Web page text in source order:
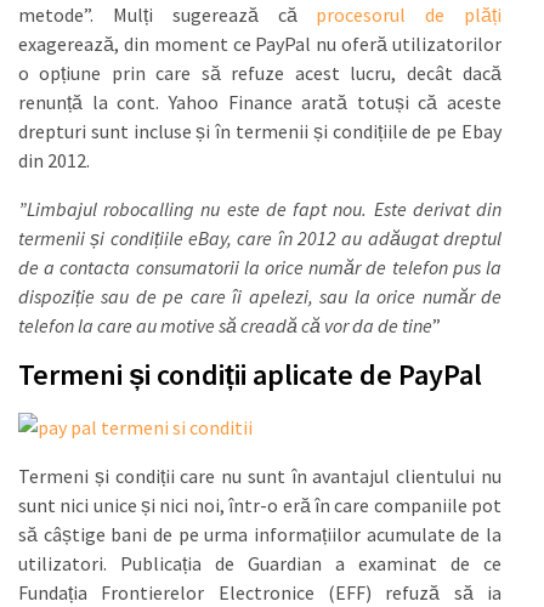
metode”. Mulți sugerează că procesorul de plăți
exagerează, din moment ce PayPal nu oferă utilizatorilor
o opțiune prin care să refuze acest lucru, decât dacă
renunță la cont. Yahoo Finance arată totuși că aceste
drepturi sunt incluse și în termenii și condițiile de pe Ebay
din 2012.
”Limbajul robocalling nu este de fapt nou. Este derivat din
termenii și condițiile eBay, care în 2012 au adăugat dreptul
de a contacta consumatorii la orice număr de telefon pus la
dispoziție sau de pe care îi apelezi, sau la orice număr de
telefon la care au motive să creadă că vor da de tine”
Termeni și condiții aplicate de PayPal
Termeni și condiții care nu sunt în avantajul clientului nu
sunt nici unice și nici noi, într-o eră în care companiile pot
să câștige bani de pe urma informațiilor acumulate de la
utilizatori. Publicația de Guardian a examinat de ce
Fundația Frontierelor Electronice (EFF) refuză să ia